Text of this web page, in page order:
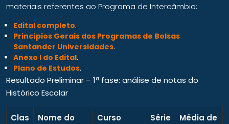
materiais referentes ao Programa de Intercâmbio:
Edital completo.
Princípios Gerais dos Programas de Bolsas
Santander Universidades.
Anexo I do Edital.
Plano de Estudos.
Resultado Preliminar – 1ª fase: análise de notas do
Histórico Escolar
Clas
Nome do
Curso Série
Média de